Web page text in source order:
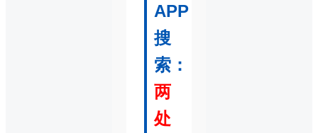
APP
搜
索：
两
处